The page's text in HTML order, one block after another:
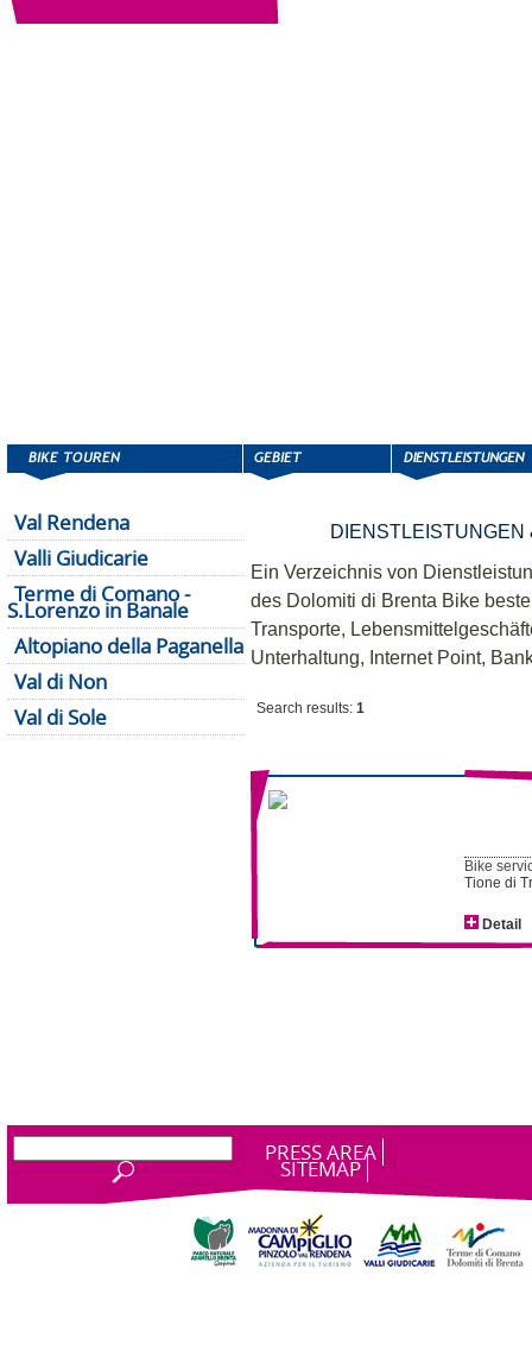
Val Rendena
Valli Giudicarie
Terme di Comano -
S.Lorenzo in Banale
Altopiano della Paganella
Val di Non
Val di Sole
Ein Verzeichnis von
des Dolomiti di Brenta Bike
Transporte,
Unterhaltung, Internet Point,
Search results: 1
Bike
Tione di
Detail
PRESS AREA
SITEMAP